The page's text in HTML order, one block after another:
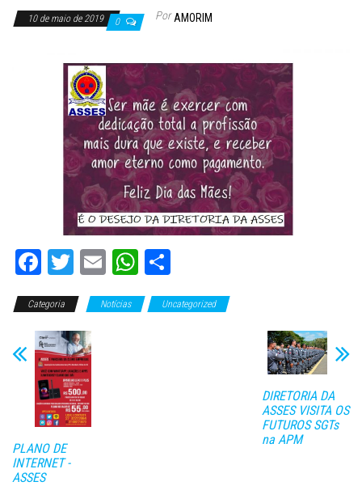
10 de maio de 2019 0 Por AMORIM
Fa
ce
bo
ok
T
wi
tt
er
E
m
ail
W
ha
ts
o
m
Categoria Notícias Uncategorized
PLANO DE
INTERNET -
ASSES
DIRETORIA DA
ASSES VISITA OS
FUTUROS SGTs
na APM